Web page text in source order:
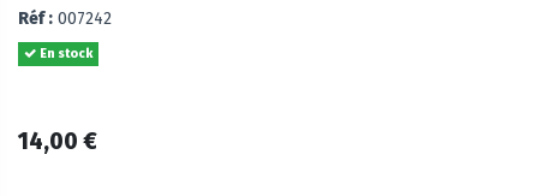
Réf : 007242
En stock
14,00 €